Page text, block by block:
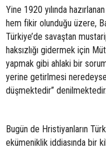
Yine 1920 yılında
hem fikir olunduğu üzere,
Türkiye’de savaştan
haksızlığı gidermek için
yapmak gibi ahlaki bir
yerine getirlmesi
düşmektedir” denilmektedir.
Bugün de Hristiyanların
ekümeniklik iddiasında bir